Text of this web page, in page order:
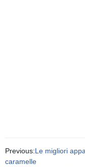
Previous:Le migliori
caramelle